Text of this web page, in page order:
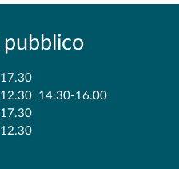
14.30-16.00